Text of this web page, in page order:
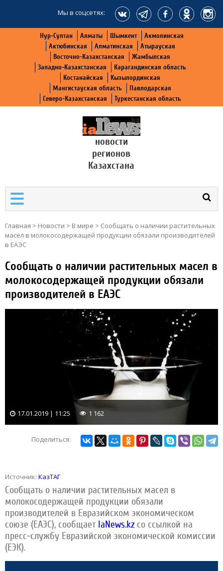
Мы в соцсетях:
Нур-Султан Алматы Шымкент
Акмолинская
Актюбинская
Алматинская
Атырауская
Восточно-Казахстанская
Жамбылская
Западно-Казахстанская
Карагандинская область
Костанайская
Кызылординская
Мангистауская область
Павлодарская
Северо-Казахстанская
Туркестанская область
новости
регионов
Казахстана
Главная > Новости > В мире > Сообщать о наличии растительных
масел в молокосодержащей продукции обязали производителей
в ЕАЭС
Сообщать о наличии растительных масел в
молокосодержащей продукции обязали
производителей в ЕАЭС
17.01.2019 | 11:25 1 162
Поделиться:
Источник: КазТАГ
Сообщать о наличии растительных масел в
молокосодержащей продукции обязали
производителей в Евразийском экономическом
союзе (ЕАЭС), сообщаетIaNews.kz со ссылкой на
пресс-службу Евразийской экономической комиссии
(ЕЭК).